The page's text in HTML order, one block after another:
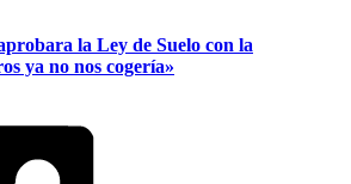
la Ley de Suelo con la
ya no nos cogería»